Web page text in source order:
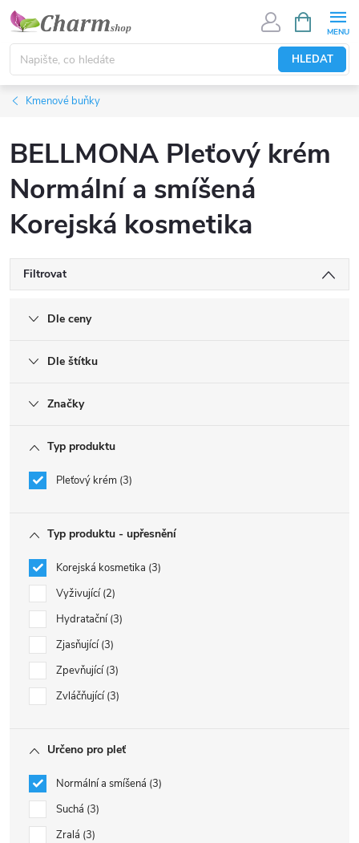
Přejít
obsah
HLEDAT
NÁKUPNÍ
KOŠÍK
Kmenové buňky
BELLMONA Pleťový krém
Normální a smíšená
Korejská kosmetika
Filtrovat
Dle ceny
Dle štítku
Značky
Typ produktu
Pleťový krém 3
Typ produktu - upřesnění
Korejská kosmetika 3
Vyživující 2
Hydratační 3
Zjasňující 3
Zpevňující 3
Zvláčňující 3
Určeno pro pleť
Normální a smíšená 3
Suchá 3
Zralá 3